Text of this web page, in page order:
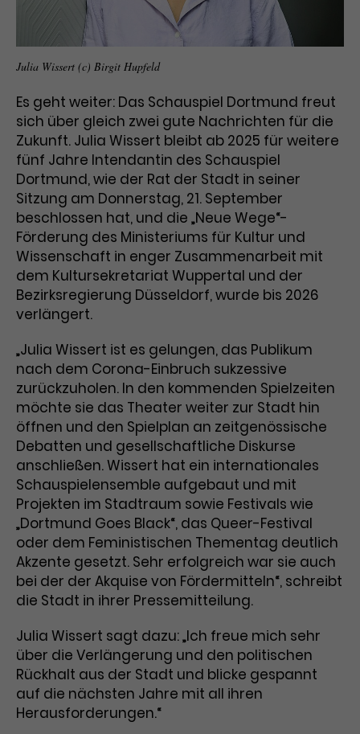
Benutzer*in wiedererkannt werden,
und es wird Zugang zu
geschützten Bereichen gewährt.
Name cookie_optin
Anbieter TYPO3
Laufzeit 1 Monat
Enthält die gewählten Tracking-
Optin-Einstellungen.
Laufzeit
Zweck
Dieses Cookie wird von Google
wird verwendet, um
Besucher*innen-, Sitzungs- und
Kampagnendaten zu berechnen
und die Nutzung der Website für
den Analysebericht der Website zu
verfolgen. Die Cookies speichern
Informationen anonym und weisen
eine zufallsgenerierte Nummer zu,
um Besuche zu erkennen.
Name
Anbieter Google Analytics
Laufzeit 1 Tag
Zweck
Dieses Cookie wird von Google
Analytics installiert. Das Cookie
wird verwendet, um Informationen
darüber zu speichern, wie
Besucher*innen eine Website
nutzen, und hilft bei der Erstellung
eines Analyseberichts über die
Performance der Website. Die
erhobenen Daten umfassen in
anonymisierter Form die Anzahl
der Besuche, die Quelle, aus der sie
Seiten.
Name _gat_UA-63561367-1
Marketing
Diese Gruppe beinhaltet alle Scripte, die es uns
Werbekampagnen zu analysieren und
Conversions zu messen. Außerdem helfen sie
die Interessen unserer Nutzer abzustimmen.
Name
_gcl_au
Anbieter Google Ads
Laufzeit 3 Monate
Zweck
Wird von Google verwendet, um
die Effizienz von Werbeanzeigen zu
messen und Conversions zu
speichern. Dieses Cookie hilft dabei
Website gelangt sind.
Name _gcl_aw
Anbieter Google Ads
Laufzeit 3 Monate
Zweck
Dieses Cookie speichert
Informationen zu Werbeklicks und
dient der Zuordnung von
Conversions zu Google Ads-
Kampagnen.
Name _gcl_dc
Anbieter Google / DoubleClick
Cookie-Informationen
Julia Wissert (c) Birgit Hupfeld
Es geht weiter: Das Schauspiel Dortmund freut
sich über gleich zwei gute Nachrichten für die
Zukunft. Julia Wissert bleibt ab 2025 für weitere
fünf Jahre Intendantin des Schauspiel
Dortmund, wie der Rat der Stadt in seiner
Sitzung am Donnerstag, 21. September
beschlossen hat, und die „Neue Wege“-
Förderung des Ministeriums für Kultur und
Wissenschaft in enger Zusammenarbeit mit
dem Kultursekretariat Wuppertal und der
Bezirksregierung Düsseldorf, wurde bis 2026
verlängert.
„Julia Wissert ist es gelungen, das Publikum
nach dem Corona-Einbruch sukzessive
zurückzuholen. In den kommenden Spielzeiten
möchte sie das Theater weiter zur Stadt hin
öffnen und den Spielplan an zeitgenössische
Debatten und gesellschaftliche Diskurse
anschließen. Wissert hat ein internationales
Schauspielensemble aufgebaut und mit
Projekten im Stadtraum sowie Festivals wie
„Dortmund Goes Black“, das Queer-Festival
oder dem Feministischen Thementag deutlich
Akzente gesetzt. Sehr erfolgreich war sie auch
bei der der Akquise von Fördermitteln“, schreibt
die Stadt in ihrer Pressemitteilung.
Julia Wissert sagt dazu: „Ich freue mich sehr
über die Verlängerung und den politischen
Rückhalt aus der Stadt und blicke gespannt
auf die nächsten Jahre mit all ihren
Herausforderungen.“